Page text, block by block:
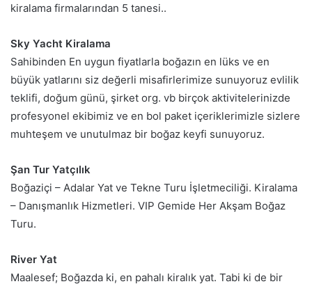
kiralama firmalarından 5 tanesi..
Sky Yacht Kiralama
Sahibinden En uygun fiyatlarla boğazın en lüks ve en
büyük yatlarını siz değerli misafirlerimize sunuyoruz evlilik
teklifi, doğum günü, şirket org. vb birçok aktivitelerinizde
profesyonel ekibimiz ve en bol paket içeriklerimizle sizlere
muhteşem ve unutulmaz bir boğaz keyfi sunuyoruz.
Şan Tur Yatçılık
Boğaziçi – Adalar Yat ve Tekne Turu İşletmeciliği. Kiralama
– Danışmanlık Hizmetleri. VIP Gemide Her Akşam Boğaz
Turu.
River Yat
Maalesef; Boğazda ki, en pahalı kiralık yat. Tabi ki de bir